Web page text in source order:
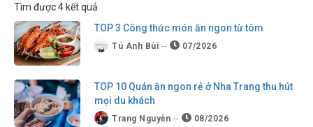
Tìm được 4 kết quả
TOP 3 Công thức món ăn ngon từ tôm
Tú Anh Bùi 07/2026
TOP 10 Quán ăn ngon rẻ ở Nha Trang thu hút
mọi du khách
Trang Nguyễn 08/2026